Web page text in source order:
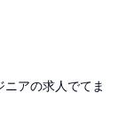
アの求人でてま